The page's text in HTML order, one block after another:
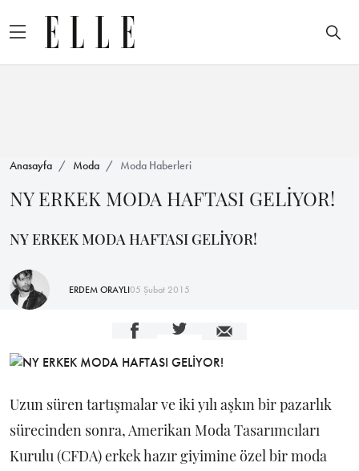
Anasayfa Moda Moda Haberleri
NY ERKEK MODA HAFTASI GELİYOR!
NY ERKEK MODA HAFTASI GELİYOR!
ERDEM ORAYLI05 Şubat 2015
Uzun süren tartışmalar ve iki yılı aşkın bir pazarlık
sürecinden sonra, Amerikan Moda Tasarımcıları
Kurulu (CFDA) erkek hazır giyimine özel bir moda